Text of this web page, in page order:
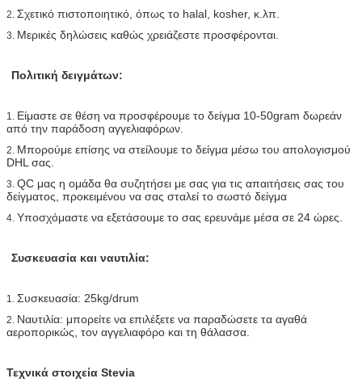
2. Σχετικό πιστοποιητικό, όπως το halal, kosher, κ.λπ.
3. Μερικές δηλώσεις καθώς χρειάζεστε προσφέρονται.
Πολιτική δειγμάτων:
1. Είμαστε σε θέση να προσφέρουμε το δείγμα 10-50gram δωρεάν
από την παράδοση αγγελιαφόρων.
2. Μπορούμε επίσης να στείλουμε το δείγμα μέσω του απολογισμού
DHL σας.
3. QC μας η ομάδα θα συζητήσει με σας για τις απαιτήσεις σας του
δείγματος, προκειμένου να σας σταλεί το σωστό δείγμα
4. Υποσχόμαστε να εξετάσουμε το σας ερευνάμε μέσα σε 24 ώρες.
Συσκευασία και ναυτιλία:
1. Συσκευασία: 25kg/drum
2. Ναυτιλία: μπορείτε να επιλέξετε να παραδώσετε τα αγαθά
αεροπορικώς, τον αγγελιαφόρο και τη θάλασσα.
Τεχνικά στοιχεία Stevia